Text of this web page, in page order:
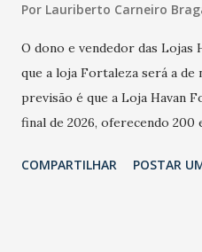
Por Lauriberto Carneiro
O dono e vendedor das Lojas
que a loja Fortaleza será a de
previsão é que a Loja Havan
final de 2026, oferecendo
Havan Fortaleza ainda não foi
COMPARTILHAR POSTAR